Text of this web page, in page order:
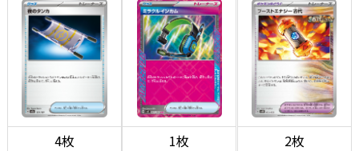
4枚 1枚 2枚